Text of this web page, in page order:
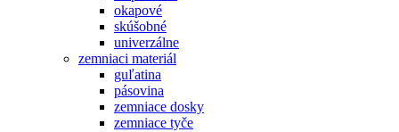
okapové
skúšobné
univerzálne
zemniaci materiál
guľatina
pásovina
zemniace dosky
zemniace tyče